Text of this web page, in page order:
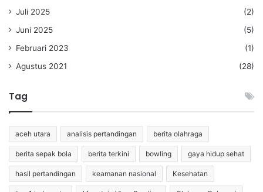
Juli 2025
(2)
Juni 2025
(5)
Februari 2023
(1)
Agustus 2021
(28)
Tag
aceh utara analisis pertandingan berita olahraga
berita sepak bola berita terkini bowling gaya hidup sehat
hasil pertandingan keamanan nasional Kesehatan